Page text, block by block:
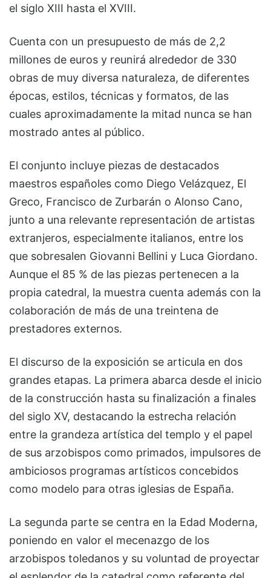
el siglo XIII hasta el XVIII.
Cuenta con un presupuesto de más de 2,2
millones de euros y reunirá alrededor de 330
obras de muy diversa naturaleza, de diferentes
épocas, estilos, técnicas y formatos, de las
cuales aproximadamente la mitad nunca se han
mostrado antes al público.
El conjunto incluye piezas de destacados
maestros españoles como Diego Velázquez, El
Greco, Francisco de Zurbarán o Alonso Cano,
junto a una relevante representación de artistas
extranjeros, especialmente italianos, entre los
que sobresalen Giovanni Bellini y Luca Giordano.
Aunque el 85 % de las piezas pertenecen a la
propia catedral, la muestra cuenta además con la
colaboración de más de una treintena de
prestadores externos.
El discurso de la exposición se articula en dos
grandes etapas. La primera abarca desde el inicio
de la construcción hasta su finalización a finales
del siglo XV, destacando la estrecha relación
entre la grandeza artística del templo y el papel
de sus arzobispos como primados, impulsores de
ambiciosos programas artísticos concebidos
como modelo para otras iglesias de España.
La segunda parte se centra en la Edad Moderna,
poniendo en valor el mecenazgo de los
arzobispos toledanos y su voluntad de proyectar